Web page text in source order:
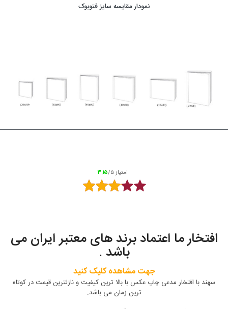
نمودار مقایسه سایز فتوبوک
امتیاز ۳.۱۵/۵
افتخار ما اعتماد برند های معتبر ایران می
باشد .
جهت مشاهده کلیک کنید
سهند با افتخار مدعی چاپ عکس با بالا ترین کیفیت و نازلترین قیمت در کوتاه
ترین زمان می باشد.